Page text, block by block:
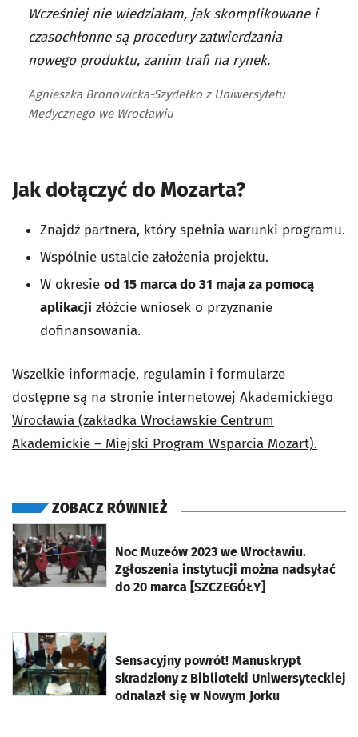
Wcześniej nie wiedziałam, jak skomplikowane i
czasochłonne są procedury zatwierdzania
nowego produktu, zanim trafi na rynek.
Agnieszka Bronowicka-Szydełko z Uniwersytetu
Medycznego we Wrocławiu
Jak dołączyć do Mozarta?
Znajdź partnera, który spełnia warunki programu.
Wspólnie ustalcie założenia projektu.
W okresie od 15 marca do 31 maja za pomocą
aplikacji złóżcie wniosek o przyznanie
dofinansowania.
Wszelkie informacje, regulamin i formularze
dostępne są na stronie internetowej Akademickiego
Wrocławia (zakładka Wrocławskie Centrum
Akademickie – Miejski Program Wsparcia Mozart).
ZOBACZ RÓWNIEŻ
Noc Muzeów 2023 we Wrocławiu.
Zgłoszenia instytucji można nadsyłać
do 20 marca [SZCZEGÓŁY]
otworzy się w nowej karcie
Sensacyjny powrót! Manuskrypt
skradziony z Biblioteki Uniwersyteckiej
odnalazł się w Nowym Jorku
otworzy się w nowej karcie